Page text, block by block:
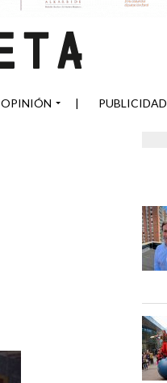
OPINIÓN | PUBLICIDAD